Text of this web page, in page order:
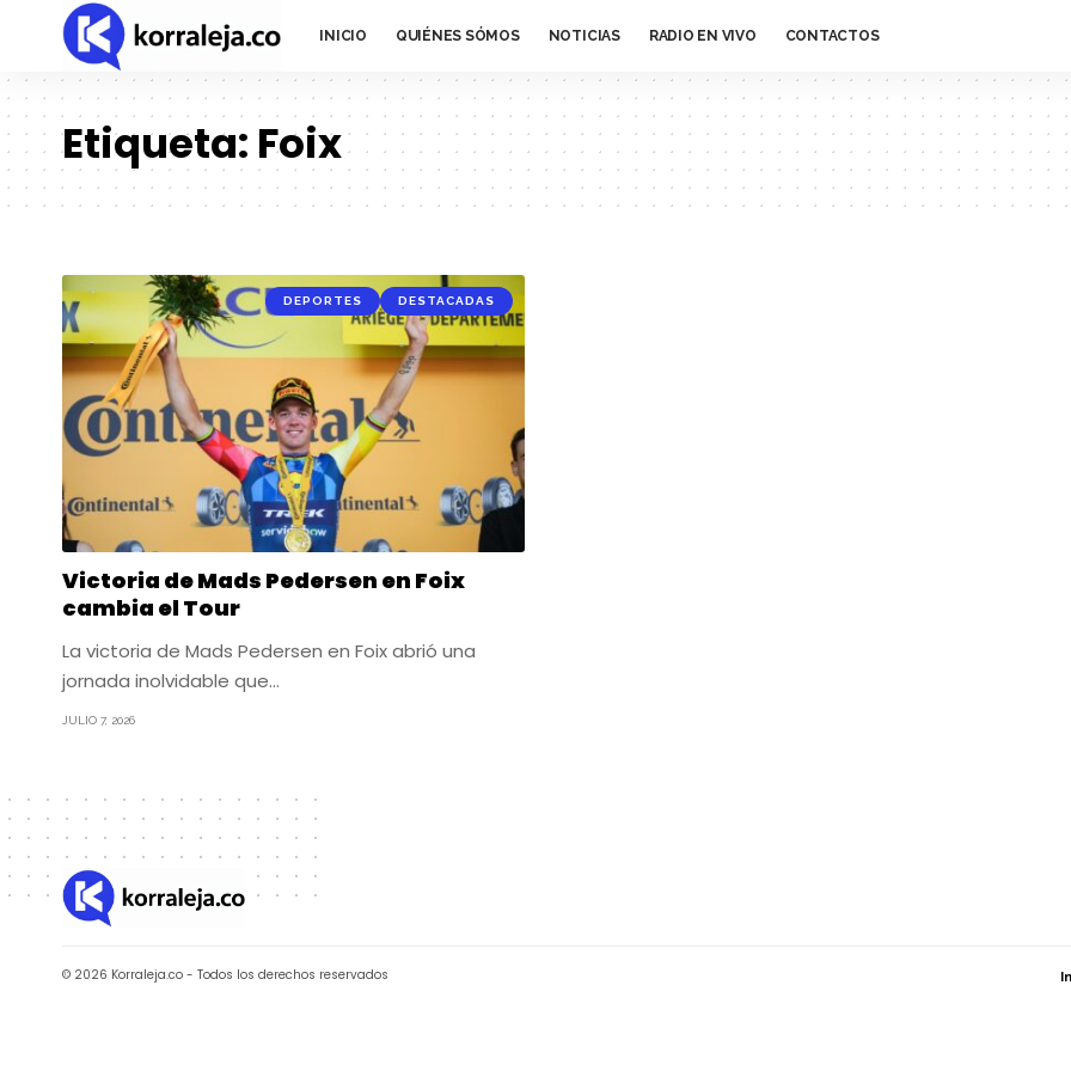
INICIO QUIÉNES SÓMOS NOTICIAS RADIO EN VIVO CONTACTOS
Etiqueta:Foix
DEPORTES DESTACADAS
Victoria de Mads Pedersen en Foix
cambia el Tour
La victoria de Mads Pedersen en Foix abrió una
jornada inolvidable que…
JULIO 7, 2026
© 2026 Korraleja.co - Todos los derechos reservados